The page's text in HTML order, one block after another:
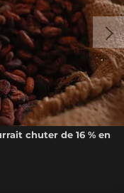
chuter de 16 % en